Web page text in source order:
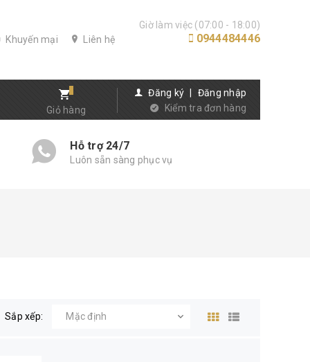
Khuyến mại Liên hệ
Giờ làm việc (07:00 - 18:00)
0944484446
Giỏ hàng
Đăng ký
Đăng nhập
Kiểm tra đơn hàng
Hỗ trợ 24/7
Luôn sẵn sàng phục vụ
Sắp xếp: